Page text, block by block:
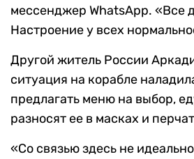
мессенджер WhatsApp. «Все
Настроение у всех
Другой житель России
ситуация на корабле
предлагать меню на выбор,
разносят ее в масках и
«Со связью здесь не